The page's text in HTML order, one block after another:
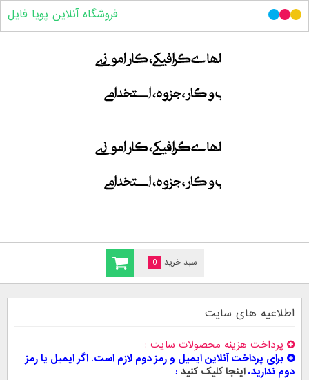
سبد خرید 0
فروشگاه آنلاین پویا فایل
اطلاعیه های سایت
پرداخت هزینه محصولات سایت
برای پرداخت آنلاین ایمیل و رمز دوم لازم است. اگر ایمیل یا رمز
دوم ندارید،اینجا کلیک کنید